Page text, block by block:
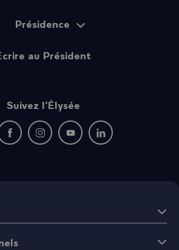
Présidence
au Président
Suivez l’Élysée
fenêtre : rejoignez-nous sur Twitter
Nouvelle fenêtre : rejoignez-nous sur
Nouvelle fenêtre : rejoignez-nous
Nouvelle fenêtre :
Nouvelle fenêtre :